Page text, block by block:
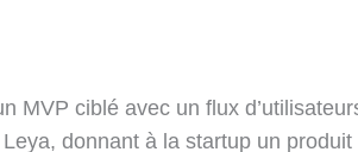
ciblé avec un flux
donnant à la startup un